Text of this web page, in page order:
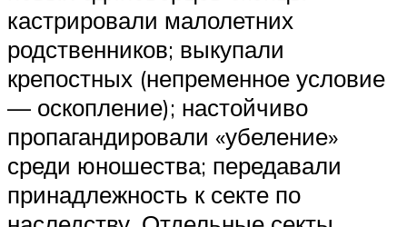
кастрировали малолетних
родственников; выкупали
крепостных (непременное условие
— оскопление); настойчиво
пропагандировали «убеление»
среди юношества; передавали
принадлежность к секте по